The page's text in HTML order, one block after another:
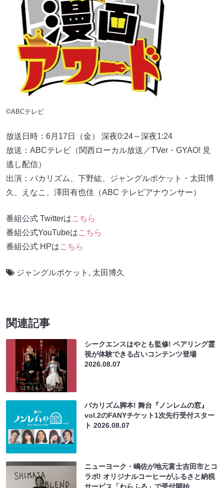
©ABCテレビ
放送日時：6月17日（金） 深夜0:24～深夜1:24
放送：ABCテレビ（関西ローカル放送／TVer・GYAO! 見
逃し配信）
出演：バカリズム、下野紘、ジャングルポケット・太田博
久、えなこ、澤田有也佳（ABC テレビアナウンサー）
番組公式 Twitterはこちら
番組公式YouTubeはこちら
番組公式 HPはこちら
ジャングルポケット , 太田博久
関連記事
シークエンスはやとも監修! ペアリング霊
視が体験できる占いコンテンツ登場
2026.08.07
バカリズム脚本! 舞台『ノンレムの窓』
vol.2のFANYチケット1次先行受付スター
ト2026.08.07
ニューヨーク・嶋佐が地元富士吉田市とコ
ラボ! オリジナルコーヒーがふるさと納税
サービス「わらふる」で受付開始